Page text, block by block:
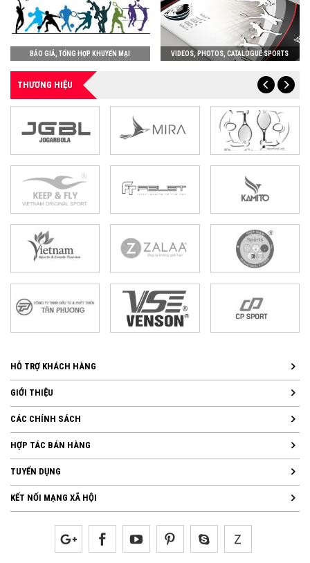
BÁO GIÁ, TỔNG HỢP KHUYẾN MẠI VIDEOS, PHOTOS, CATALOGUE SPORTS
THƯƠNG HIỆU
HỖ TRỢ KHÁCH HÀNG
GIỚI THIỆU
CÁC CHÍNH SÁCH
HỢP TÁC BÁN HÀNG
TUYỂN DỤNG
KẾT NỐI MẠNG XÃ HỘI